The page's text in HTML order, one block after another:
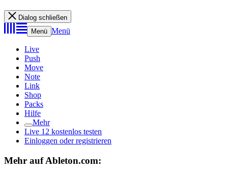
Dialog schließen
Menü Menü
Live
Push
Move
Note
Link
Shop
Packs
Hilfe
Mehr
Live 12 kostenlos testen
Einloggen oder registrieren
Mehr auf Ableton.com: